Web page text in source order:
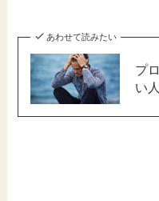
あわせて読みたい
プ
い